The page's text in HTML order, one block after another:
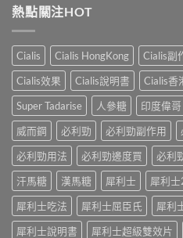
陽
產
購
物
平
台〉
中
面
中
早
小
妙
招〉
中
香
港
性
早
洩
的
常
見
因
及
應
之
道〉
中
熱點關注HOT
Cialis Cialis HongKong Cialis副
Cialis效果
Cialis說明書 Cialis香
Super Tadarise
人參糖 印度偉哥
威而鋼
必利勁 必利勁副作用
必利勁用法
必利勁邊度買 必利
汗馬糖
漢馬糖 犀利士 犀利
犀利士吃法
犀利士屈臣氏 犀利
犀利士說明書
犀利士超級雙效片